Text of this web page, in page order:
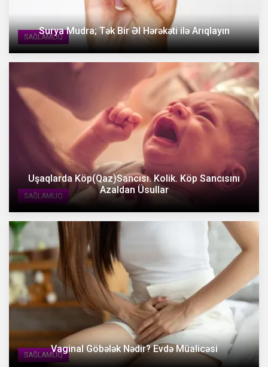
SAĞLAMLIQ
Surya Mudra; Tək Bir Əl Hərəkəti ilə Arıqlayın
SAĞLAMLIQ
Uşaqlarda Köp(Qaz)Sancısı. Kolik. Köp Sancısını
Azaldan Üsullar
SAĞLAMLIQ
Vaginal Göbələk Nədir? Evdə Müalicəsi